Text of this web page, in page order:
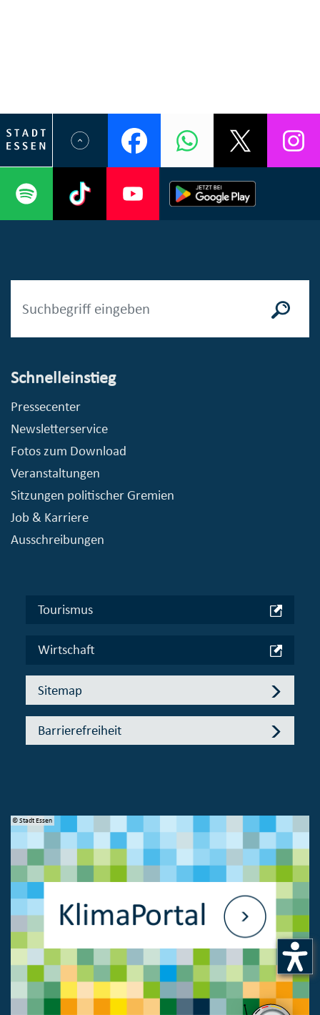
Schnelleinstieg
Pressecenter
Newsletterservice
Fotos zum Download
Veranstaltungen
Sitzungen politischer Gremien
Job & Karriere
Ausschreibungen
Tourismus
Wirtschaft
Sitemap
Barrierefreiheit
© Stadt Essen